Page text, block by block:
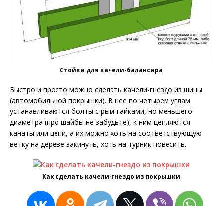
Стойки для качели-балансира
Быстро и просто можно сделать качели-гнездо из шины
(автомобильной покрышки). В нее по четырем углам
устанавливаются болты с рым-гайками, но меньшего
диаметра (про шайбы не забудьте), к ним цепляются
канаты или цепи, а их можно хоть на соответствующую
ветку на дереве закинуть, хоть на турник повесить.
Как сделать качели-гнездо из покрышки